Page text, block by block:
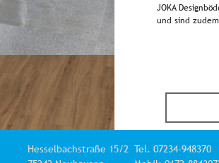
JOKA
und sind
Hesselbachstraße 15/2 Tel. 07234-948370